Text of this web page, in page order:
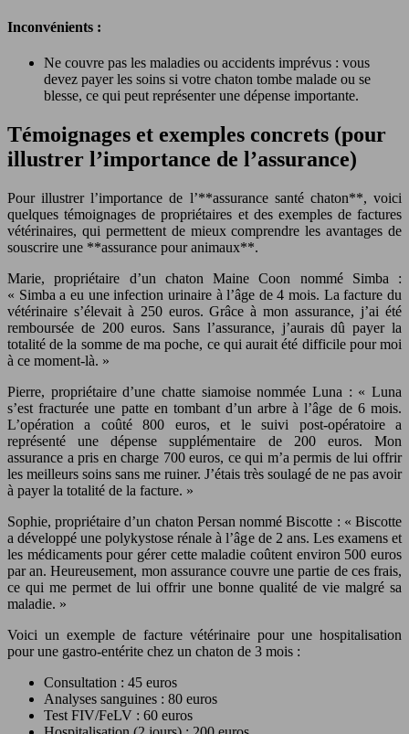
Inconvénients :
Ne couvre pas les maladies ou accidents imprévus : vous
devez payer les soins si votre chaton tombe malade ou se
blesse, ce qui peut représenter une dépense importante.
Témoignages et exemples concrets (pour
illustrer l’importance de l’assurance)
Pour illustrer l’importance de l’**assurance santé chaton**, voici
quelques témoignages de propriétaires et des exemples de factures
vétérinaires, qui permettent de mieux comprendre les avantages de
souscrire une **assurance pour animaux**.
Marie, propriétaire d’un chaton Maine Coon nommé Simba :
« Simba a eu une infection urinaire à l’âge de 4 mois. La facture du
vétérinaire s’élevait à 250 euros. Grâce à mon assurance, j’ai été
remboursée de 200 euros. Sans l’assurance, j’aurais dû payer la
totalité de la somme de ma poche, ce qui aurait été difficile pour moi
à ce moment-là. »
Pierre, propriétaire d’une chatte siamoise nommée Luna : « Luna
s’est fracturée une patte en tombant d’un arbre à l’âge de 6 mois.
L’opération a coûté 800 euros, et le suivi post-opératoire a
représenté une dépense supplémentaire de 200 euros. Mon
assurance a pris en charge 700 euros, ce qui m’a permis de lui offrir
les meilleurs soins sans me ruiner. J’étais très soulagé de ne pas avoir
à payer la totalité de la facture. »
Sophie, propriétaire d’un chaton Persan nommé Biscotte : « Biscotte
a développé une polykystose rénale à l’âge de 2 ans. Les examens et
les médicaments pour gérer cette maladie coûtent environ 500 euros
par an. Heureusement, mon assurance couvre une partie de ces frais,
ce qui me permet de lui offrir une bonne qualité de vie malgré sa
maladie. »
Voici un exemple de facture vétérinaire pour une hospitalisation
pour une gastro-entérite chez un chaton de 3 mois :
Consultation : 45 euros
Analyses sanguines : 80 euros
Test FIV/FeLV : 60 euros